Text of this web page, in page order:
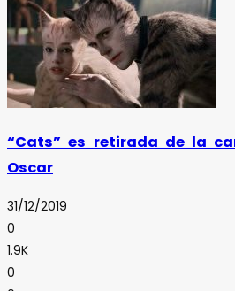
“Cats” es retirada de la
Oscar
31/12/2019
0
1.9K
0